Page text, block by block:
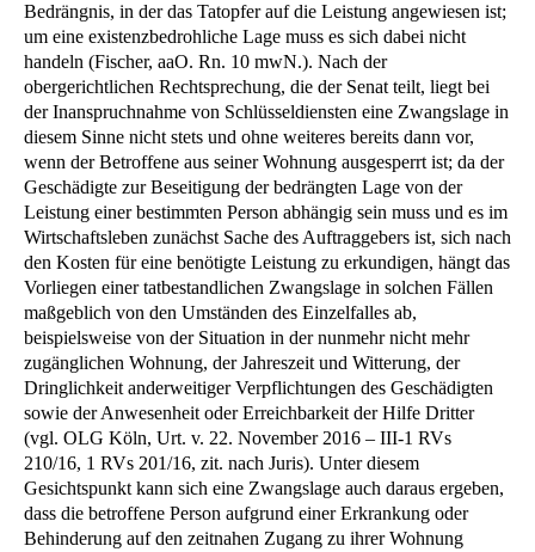
Bedrängnis, in der das Tatopfer auf die Leistung angewiesen ist;
um eine existenzbedrohliche Lage muss es sich dabei nicht
handeln (Fischer, aaO. Rn. 10 mwN.). Nach der
obergerichtlichen Rechtsprechung, die der Senat teilt, liegt bei
der Inanspruchnahme von Schlüsseldiensten eine Zwangslage in
diesem Sinne nicht stets und ohne weiteres bereits dann vor,
wenn der Betroffene aus seiner Wohnung ausgesperrt ist; da der
Geschädigte zur Beseitigung der bedrängten Lage von der
Leistung einer bestimmten Person abhängig sein muss und es im
Wirtschaftsleben zunächst Sache des Auftraggebers ist, sich nach
den Kosten für eine benötigte Leistung zu erkundigen, hängt das
Vorliegen einer tatbestandlichen Zwangslage in solchen Fällen
maßgeblich von den Umständen des Einzelfalles ab,
beispielsweise von der Situation in der nunmehr nicht mehr
zugänglichen Wohnung, der Jahreszeit und Witterung, der
Dringlichkeit anderweitiger Verpflichtungen des Geschädigten
sowie der Anwesenheit oder Erreichbarkeit der Hilfe Dritter
(vgl. OLG Köln, Urt. v. 22. November 2016 – III-1 RVs
210/16, 1 RVs 201/16, zit. nach Juris). Unter diesem
Gesichtspunkt kann sich eine Zwangslage auch daraus ergeben,
dass die betroffene Person aufgrund einer Erkrankung oder
Behinderung auf den zeitnahen Zugang zu ihrer Wohnung